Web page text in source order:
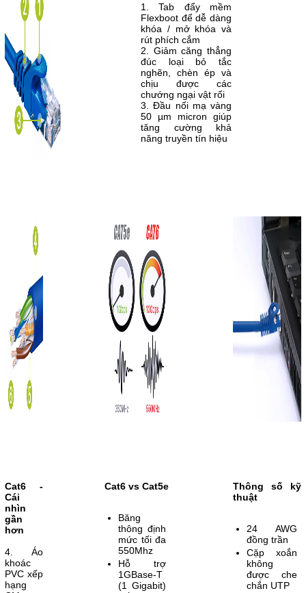
1. Tab đẩy mềm
Flexboot để dễ dàng
khóa / mở khóa và
rút phích cắm
2. Giảm căng thẳng
đúc loại bỏ tắc
nghẽn, chèn ép và
chịu được các
chướng ngại vật rối
3. Đầu nối mạ vàng
50 µm micron giúp
tăng cường khả
năng truyền tín hiệu
Cat6 -
Cái
nhìn
gần
hơn
4. Áo
khoác
PVC xếp
hạng
Cat6 vs Cat5e
Băng
thông định
mức tối đa
550Mhz
Hỗ trợ
1GBase-T
(1 Gigabit)
Thông số kỹ
thuật
24 AWG
đồng trần
Cặp xoắn
không
được che
chắn UTP